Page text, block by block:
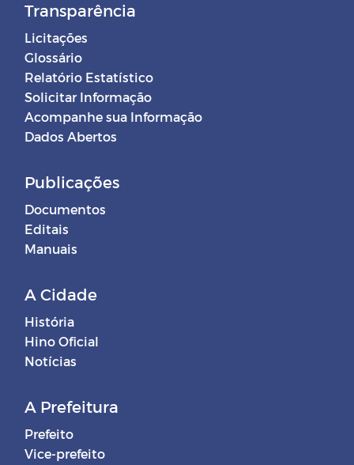
Transparência
Licitações
Glossário
Relatório Estatístico
Solicitar Informação
Acompanhe sua Informação
Dados Abertos
Publicações
Documentos
Editais
Manuais
A Cidade
História
Hino Oficial
Notícias
A Prefeitura
Prefeito
Vice-prefeito